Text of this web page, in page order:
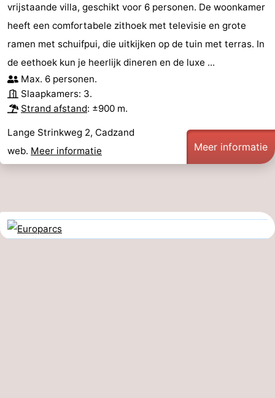
vrijstaande villa, geschikt voor 6 personen. De woonkamer
heeft een comfortabele zithoek met televisie en grote
ramen met schuifpui, die uitkijken op de tuin met terras. In
de eethoek kun je heerlijk dineren en de luxe ...
Max. 6 personen.
Slaapkamers: 3.
Strand afstand: ±900 m.
Lange Strinkweg 2, Cadzand
web. Meer informatie Meer informatie